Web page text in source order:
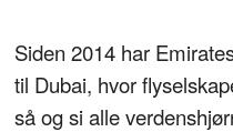
Siden 2014 har
til Dubai, hvor
så og si alle